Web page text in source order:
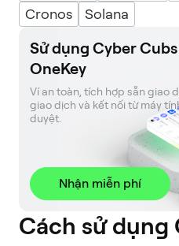
Cronos
Solana
Sử dụng Cyber
OneKey
Ví an toàn, tích hợp sẵn giao
giao dịch và kết nối từ máy
duyệt.
Nhận miễn phí
Cách sử dụng